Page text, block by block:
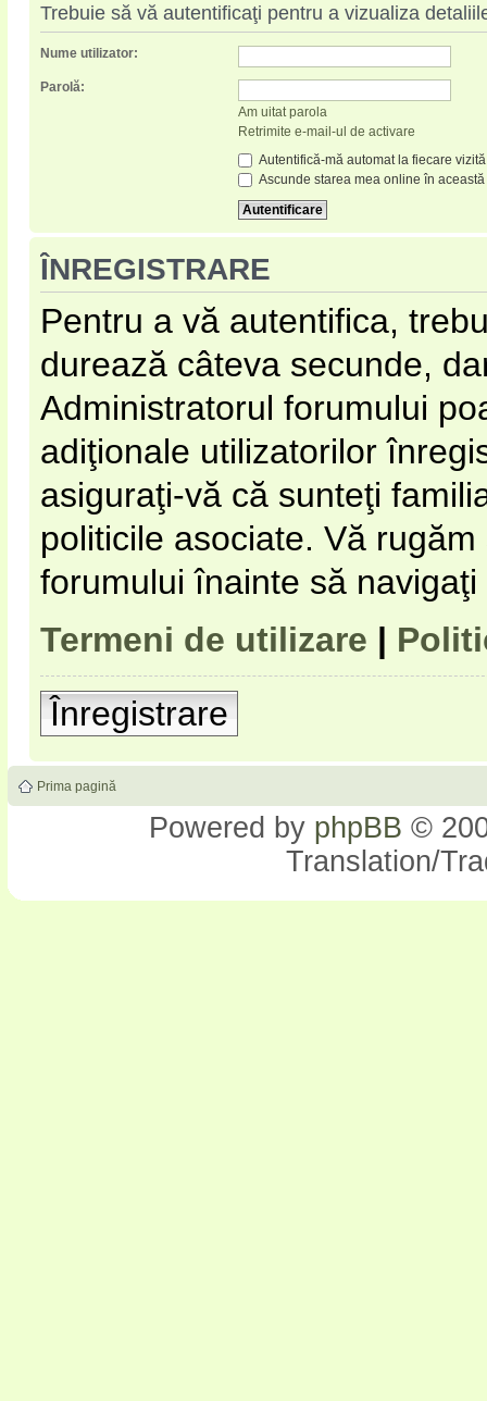
Trebuie să vă autentificaţi pentru a vizualiza
Nume utilizator:
Parolă:
Am uitat parola
Retrimite e-mail-ul de activare
Autentifică-mă automat la fiecare vizită
Ascunde starea mea online în
ÎNREGISTRARE
Pentru a vă autentifica,
durează câteva secunde,
Administratorul forumului
adiţionale utilizatorilor
asiguraţi-vă că sunteţi
politicile asociate. Vă
forumului înainte să
Termeni de utilizare |
Înregistrare
Prima pagină
Powered by phpBB ©
Translation/